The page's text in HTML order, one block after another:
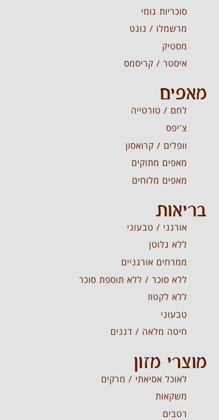
סוכריות גומי
מרשמלו / נוגט
מסטיק
איסטר / קריסמס
מאפים
לחם / טורטייה
צ'יפס
וופלים / קרואסון
מאפים מתוקים
מאפים מלוחים
בריאות
אורגני / טבעוני
ללא גלוטן
ממרחים אורגניים
ללא סוכר / ללא תוספת סוכר
ללא לקטוז
טבעוני
חיטה מלאה / דגנים
מוצרי מזון
לאוכל אסיאתי / מרקים
משקאות
רטבים